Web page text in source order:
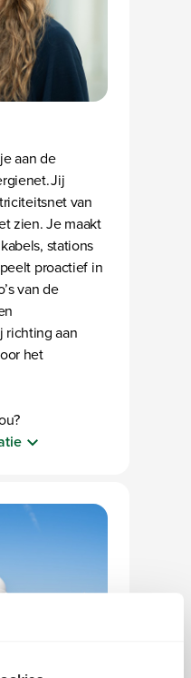
aan de
Jij
van
zien. Je maakt
stations
proactief in
van de
richting aan
het